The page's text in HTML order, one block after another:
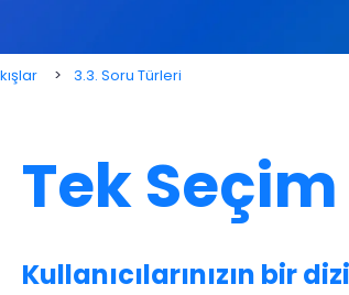
3.3. Soru Türleri
Tek
Kullanıcılarınızın bir